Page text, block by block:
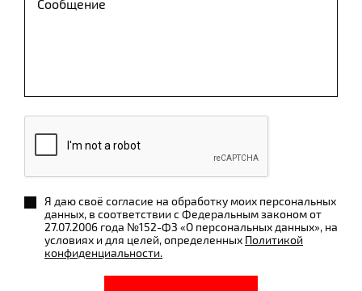
Я даю своё согласие на обработку моих персональных
данных, в соответствии с Федеральным законом от
27.07.2006 года №152-ФЗ «О персональных данных», на
условиях и для целей, определенных Политикой
конфиденциальности.